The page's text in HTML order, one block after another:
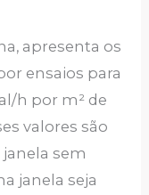
apresenta os
ensaios para
h por m² de
valores são
sem
janela seja